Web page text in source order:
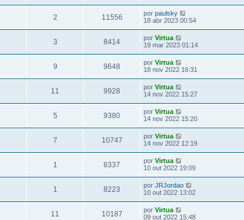
2 11556 por paulsky
18 abr 2023 00:54
3 8414 por Virtua
19 mar 2023 01:14
9 9648 por Virtua
18 nov 2022 16:31
11 9928 por Virtua
14 nov 2022 15:27
5 9380 por Virtua
14 nov 2022 15:20
7 10747 por Virtua
14 nov 2022 12:19
1 8337 por Virtua
10 out 2022 19:09
1 8223 por JRJordao
10 out 2022 13:02
11 10187 por Virtua
09 out 2022 15:48